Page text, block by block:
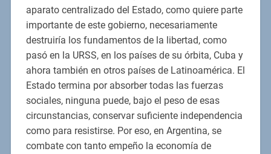
aparato centralizado del Estado, como quiere parte
importante de este gobierno, necesariamente
destruiría los fundamentos de la libertad, como
pasó en la URSS, en los países de su órbita, Cuba y
ahora también en otros países de Latinoamérica. El
Estado termina por absorber todas las fuerzas
sociales, ninguna puede, bajo el peso de esas
circunstancias, conservar suficiente independencia
como para resistirse. Por eso, en Argentina, se
combate con tanto empeño la economía de